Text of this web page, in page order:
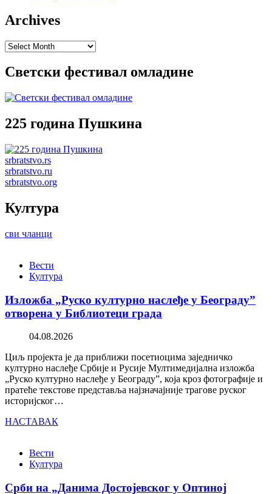
Archives
Archives
Светски фестивал омладине
225 година Пушкина
srbratstvo.rs
srbratstvo.ru
srbratstvo.org
Култура
сви чланци
Вести
Култура
Изложба „Руско културно наслеђе у Београду”
отворена у Библиотеци града
04.08.2026
Циљ пројекта је да приближи посетиоцима заједничко
културно наслеђе Србије и Русије Мултимедијална изложба
„Руско културно наслеђе у Београду”, која кроз фотографије и
пратеће текстове представља најзначајније трагове руског
историјског…
НАСТАВАК
Вести
Култура
Срби на „Данима Достојевског у Оптиној